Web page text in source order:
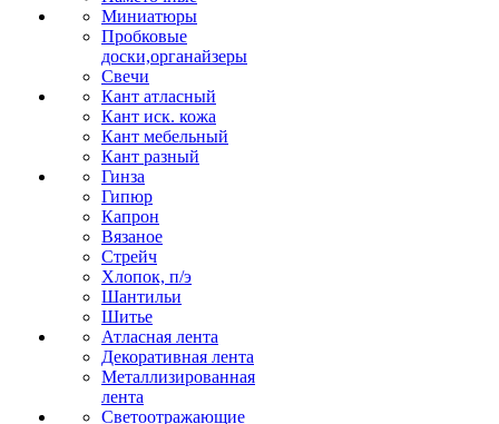
Миниатюры
Пробковые
доски,органайзеры
Свечи
Кант атласный
Кант иск. кожа
Кант мебельный
Кант разный
Гинза
Гипюр
Капрон
Вязаное
Стрейч
Хлопок, п/э
Шантильи
Шитье
Атласная лента
Декоративная лента
Металлизированная
лента
Светоотражающие